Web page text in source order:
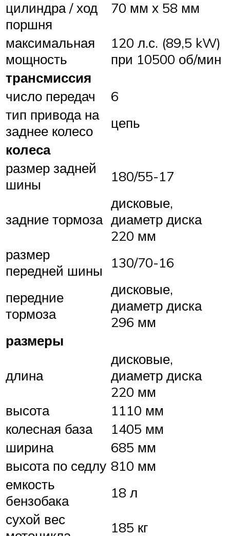
цилиндра / ход
поршня
70 мм х 58 мм
максимальная
мощность
120 л.с. (89,5 kW)
при 10500 об/мин
трансмиссия
число передач
6
тип привода на
заднее колесо
цепь
колеса
размер задней
шины
180/55-17
задние тормоза
дисковые,
диаметр диска
220 мм
размер
передней шины
130/70-16
передние
тормоза
дисковые,
диаметр диска
296 мм
размеры
длина
дисковые,
диаметр диска
220 мм
высота
1110 мм
колесная база
1405 мм
ширина
685 мм
высота по седлу 810 мм
емкость
бензобака
18 л
сухой вес
185 кг